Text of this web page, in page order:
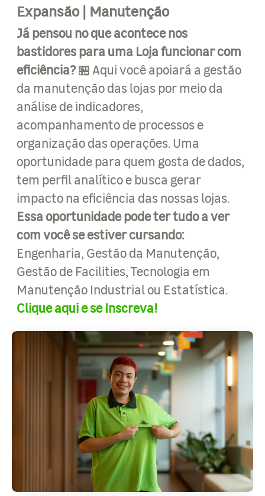
Expansão | Manutenção
Já pensou no que acontece nos
bastidores para uma Loja funcionar com
eficiência?🏪 Aqui você apoiará a gestão
da manutenção das lojas por meio da
análise de indicadores,
acompanhamento de processos e
organização das operações. Uma
oportunidade para quem gosta de dados,
tem perfil analítico e busca gerar
impacto na eficiência das nossas lojas.
Essa oportunidade pode ter tudo a ver
com você se estiver cursando:
Engenharia, Gestão da Manutenção,
Gestão de Facilities, Tecnologia em
Manutenção Industrial ou Estatística.
Clique aqui e se Inscreva!